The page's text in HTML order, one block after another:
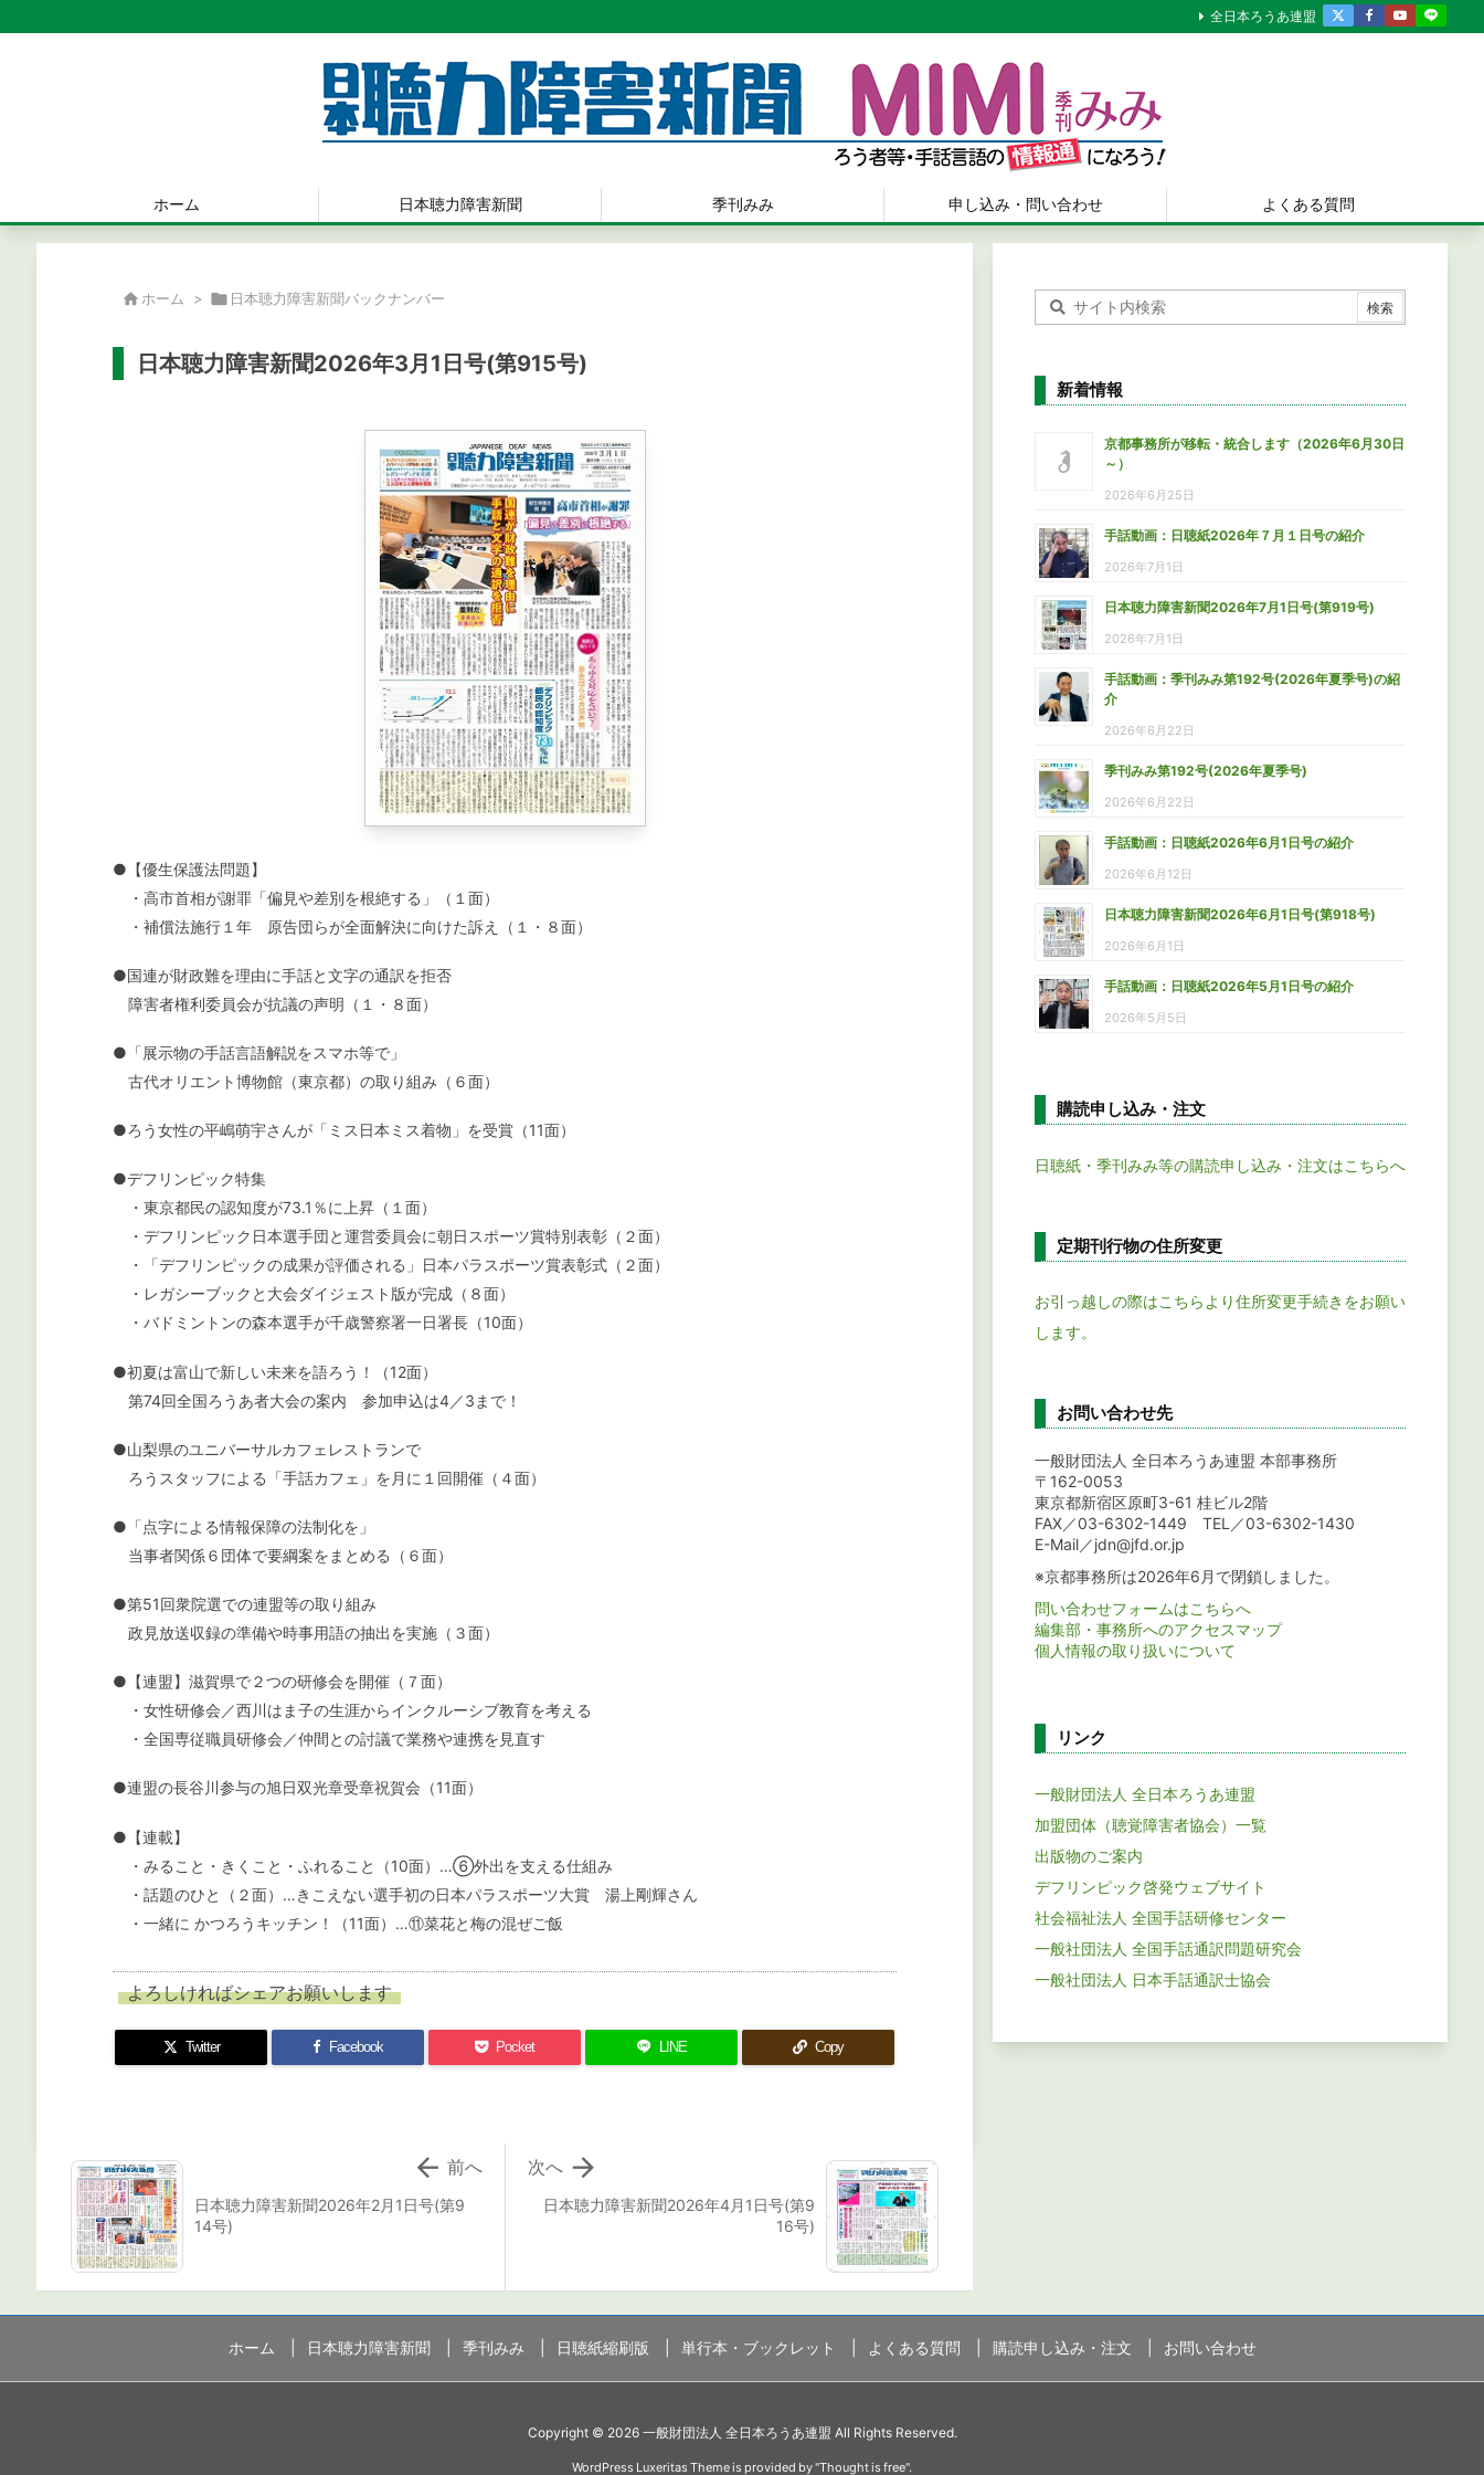
ホーム 日本聴力障害新聞 季刊みみ 申し込み・問い合わせ よくある質問
全日本ろうあ連盟
 ホーム >  日本聴力障害新聞バックナンバー
日本聴力障害新聞2026年3月1日号(第915号)
●【優生保護法問題】
・高市首相が謝罪「偏見や差別を根絶する」（１面）
・補償法施行１年 原告団らが全面解決に向けた訴え（１・８面）
●国連が財政難を理由に手話と文字の通訳を拒否
障害者権利委員会が抗議の声明（１・８面）
●「展示物の手話言語解説をスマホ等で」
古代オリエント博物館（東京都）の取り組み（６面）
●ろう女性の平嶋萌宇さんが「ミス日本ミス着物」を受賞（11面）
●デフリンピック特集
・東京都民の認知度が73.1％に上昇（１面）
・デフリンピック日本選手団と運営委員会に朝日スポーツ賞特別表彰（２面）
・「デフリンピックの成果が評価される」日本パラスポーツ賞表彰式（２面）
・レガシーブックと大会ダイジェスト版が完成（８面）
・バドミントンの森本選手が千歳警察署一日署長（10面）
●初夏は富山で新しい未来を語ろう！（12面）
第74回全国ろうあ者大会の案内 参加申込は4／3まで！
●山梨県のユニバーサルカフェレストランで
ろうスタッフによる「手話カフェ」を月に１回開催（４面）
●「点字による情報保障の法制化を」
当事者関係６団体で要綱案をまとめる（６面）
●第51回衆院選での連盟等の取り組み
政見放送収録の準備や時事用語の抽出を実施（３面）
●【連盟】滋賀県で２つの研修会を開催（７面）
・女性研修会／西川はま子の生涯からインクルーシブ教育を考える
・全国専従職員研修会／仲間との討議で業務や連携を見直す
●連盟の長谷川参与の旭日双光章受章祝賀会（11面）
●【連載】
・みること・きくこと・ふれること（10面）…⑥外出を支える仕組み
・話題のひと（２面）…きこえない選手初の日本パラスポーツ大賞 湯上剛輝さん
・一緒に かつろうキッチン！（11面）…⑪菜花と梅の混ぜご飯
よろしければシェアお願いします
Twitter Facebook Pocket LINE Copy
日本聴力障害新聞2026年4月1日号(第9
16号)

次へ
日本聴力障害新聞2026年2月1日号(第9
14号)
 前へ
新着情報
京都事務所が移転・統合します（2026年6月30日
～）
2026年6月25日
手話動画：日聴紙2026年７月１日号の紹介
2026年7月1日
日本聴力障害新聞2026年7月1日号(第919号)
2026年7月1日
手話動画：季刊みみ第192号(2026年夏季号)の紹
介
2026年6月22日
季刊みみ第192号(2026年夏季号)
2026年6月22日
手話動画：日聴紙2026年6月1日号の紹介
2026年6月12日
日本聴力障害新聞2026年6月1日号(第918号)
2026年6月1日
手話動画：日聴紙2026年5月1日号の紹介
2026年5月5日
購読申し込み・注文
日聴紙・季刊みみ等の購読申し込み・注文はこちらへ
定期刊行物の住所変更
お引っ越しの際はこちらより住所変更手続きをお願い
します。
お問い合わせ先
一般財団法人 全日本ろうあ連盟 本部事務所
〒162-0053
東京都新宿区原町3-61 桂ビル2階
FAX／03-6302-1449 TEL／03-6302-1430
E-Mail／jdn@jfd.or.jp
※京都事務所は2026年6月で閉鎖しました。
問い合わせフォームはこちらへ
編集部・事務所へのアクセスマップ
個人情報の取り扱いについて
リンク
一般財団法人 全日本ろうあ連盟
加盟団体（聴覚障害者協会）一覧
出版物のご案内
デフリンピック啓発ウェブサイト
社会福祉法人 全国手話研修センター
一般社団法人 全国手話通訳問題研究会
一般社団法人 日本手話通訳士協会
ホーム 日本聴力障害新聞 季刊みみ 日聴紙縮刷版 単行本・ブックレット よくある質問 購読申し込み・注文 お問い合わせ
Copyright © 2026 一般財団法人 全日本ろうあ連盟 All Rights Reserved.
WordPress Luxeritas Theme is provided by "Thought is free".